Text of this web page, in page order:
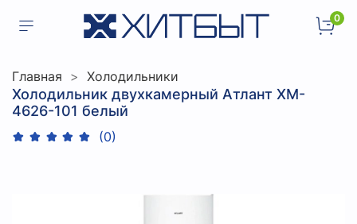
0
Главная Холодильники
Холодильник двухкамерный Атлант XM-
4626-101 белый
(0)